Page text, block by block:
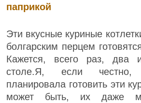
паприкой
Эти вкусные куриные
болгарским перцем
Кажется, всего раз,
столе.Я, если
планировала готовить эти
может быть, их даже